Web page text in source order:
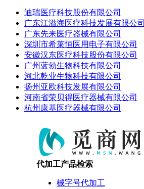
迪瑞医疗科技股份有限公司
广东江溢海医疗科技发展有限公司
广东先来医疗器械有限公司
深圳市希莱恒医用电子有限公司
安徽汉东医疗科技股份有限公司
广州蓝勃生物科技有限公司
河北乾业生物科技有限公司
扬州亚欧科技发展有限公司
河南省荣贝得医疗器械有限公司
杭州康基医疗器械有限公司
代加工产品检索
械字号代加工